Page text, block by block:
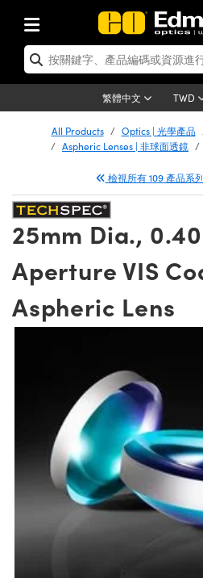
繁體中文 TWD
| 光學產品
| 反射鏡
| 光學濾光片
Optics | 偏振光學元件
| 分光鏡
Components | SCHOTT 光學
| 紅外線光學產品
Optics | 雷射光學
| 雷射透鏡
| 雷射濾光片
| 超快光學
器
Assemblies | 雷射光學元件組装
| 雷射分光鏡
| 雷射顯微鏡
Isolators | 晶體和隔離器
| 雷射偏光片
| 光機組件
System | 光學籠式系統
| 臺式系統
and Breadboards | 光學平臺和
| 電動平臺
and Slides | 平臺和滑塊
| 顯微鏡
| Mitutoyo 物鏡
| Nikon 物鏡
| ZEISS 物鏡
Microscopes
Objectives
| 反射物鏡
Objectives
Cameras
Lighting |顯微鏡照明
體視顯微鏡系統
| 雷射
and Electronics | 雷射量
| 雷射用光機模組
| 雷射配件
Lenses | 成像鏡頭
Lenses | 定焦鏡頭
| 遠心鏡頭
Magnification Lenses
Lenses for Harsh Environments
| 影視製作和高級攝影
Accessories | 成像鏡頭配件
| 相機
Cameras | Gigabit乙太網相
Cameras | Teledyne Dalsa 相
Microscopy Cameras
Cameras | Allied Vision 相機
Cameras | IDS 相機
Labs Cameras™ | Lucid Vision
| Pixelink 相機
and Illumination | 照明
Lighting | 機器視覺光源
|顯微鏡照明
| 雷射光源
| 其他光源
Accessories | 光源配件
Targets | 測試板
Targets | 解析度測試板
Targets | 畸變測試版
Level Test Targets | 色卡測試板
and Detection | 測試與監測
| 光學度量
Solutions | 機器視覺方案
and Electronics | 雷射量
測器
大器
| 光度計
Roughness Standards | 表面
Tools | 量測工具
Components | 主動光學元件
and Detection
and Production | 實驗室和生產
| 清潔用品
Handling Tools | 零件夾持用品
| 光學膠
Products | Acktar 黑色吸光
| 暗室器材
| 雷射防護
用選購
| 光譜儀
Imaging
Imaging
Processing
Tomography
By Brand
Products | 新品專區
Lenses
| 清倉品
| 清倉光學產品
| 清倉顯微鏡
Lenses | 清倉成像鏡頭
| 清倉相機
and Detection
and Production | 清倉實驗室
Products | 重新認證產品
| 重新認證光學產品
| 重新認證光機組
| 重新認證雷射
| 重新認證顯微鏡
Lenses | 重新認證成像鏡
| 重新認證相機
and Detection
and Production | 重新認證實
All Products Optics | 光學產品
Aspheric Lenses | 非球面透鏡
檢視所有 109 產品系
25mm Dia.,
Aperture VIS
Aspheric Lens